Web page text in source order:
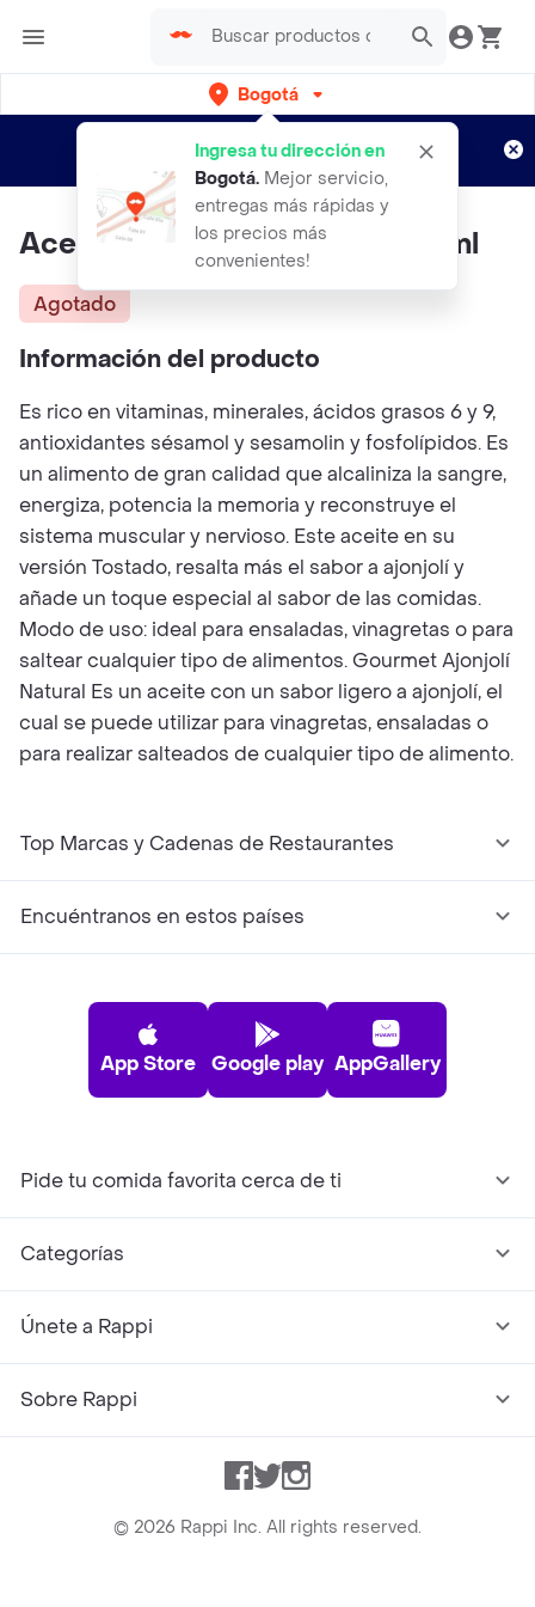
Bogotá
Ingresa tu dirección en
Bogotá. Mejor servicio,
entregas más rápidas y
los precios más
convenientes!
envíos gratis por semanas
Aplican TyC
Aceite De Ajonjoli Natural 250ml
Agotado
Información del producto
Es rico en vitaminas, minerales, ácidos grasos 6 y 9,
antioxidantes sésamol y sesamolin y fosfolípidos. Es
un alimento de gran calidad que alcaliniza la sangre,
energiza, potencia la memoria y reconstruye el
sistema muscular y nervioso. Este aceite en su
versión Tostado, resalta más el sabor a ajonjolí y
añade un toque especial al sabor de las comidas.
Modo de uso: ideal para ensaladas, vinagretas o para
saltear cualquier tipo de alimentos. Gourmet Ajonjolí
Natural Es un aceite con un sabor ligero a ajonjolí, el
cual se puede utilizar para vinagretas, ensaladas o
para realizar salteados de cualquier tipo de alimento.
Top Marcas y Cadenas de Restaurantes
Encuéntranos en estos países
App Store Google play AppGallery
Pide tu comida favorita cerca de ti
Categorías
Únete a Rappi
Sobre Rappi
Facebook
TwitterInstagram
© 2026 Rappi Inc. All rights reserved.